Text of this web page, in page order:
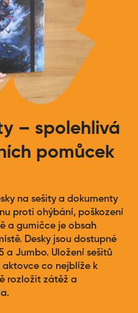
– spolehlivá
pomůcek
na sešity a dokumenty
proti ohýbání, poškození
a gumičce je obsah
Desky jsou dostupné
a Jumbo. Uložení sešitů
aktovce co nejblíže k
rozložit zátěž a